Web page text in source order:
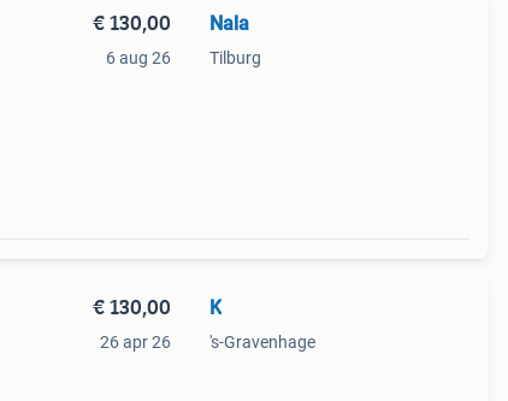
€ 130,00
6 aug 26
Nala
Tilburg
€ 130,00
26 apr 26
K
's-Gravenhage